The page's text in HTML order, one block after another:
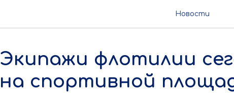
Новости
Экипажи флотилии
на спортивной